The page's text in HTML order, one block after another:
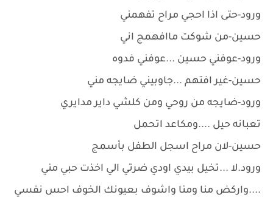
ورود-حتى اذا احجي مراح تفهمني
حسين-من شوكت ماافهمج اني
ورود-عوفني حسين ...عوفني فدوه
حسين-غير افتهم ...جاوبيني ضايجه مني
ورود-ضايجه من روحي ومن كلشي داير مدايري
تعبانه حيل ....ومكاعد اتحمل
حسين-لان مراح اسجل الطفل بأسمج
ورود.لا ...تخيل بيدي اودي ضرتي الي اخذت حبي مني
....واركض منا ومنا واشوف بعيونك الخوف احس نفسي